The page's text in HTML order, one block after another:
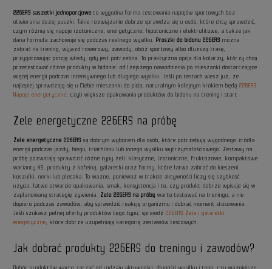
226ERS saszetki jednoporcjowe to wygodna forma testowania napojów sportowych bez
otwierania dużej puszki. Takie rozwiązanie dobrze sprawdza się u osób, które chcą sprawdzić,
czym różnią się napoje izotoniczne, energetyczne, hipotoniczne i elektrolitowe, a także jak
dana formuła zachowuje się podczas realnego wysiłku. Proszki do bidonu 226ERS można
zabrać na trening, wyjazd rowerowy, zawody, obóz sportowy albo dłuższą trasę,
przygotowując porcję wtedy, gdy jest potrzebna. To praktyczna opcja dla kolarzy, którzy chcą
przetestować różne produkty w bidonie: od lżejszego nawodnienia po mieszanki dostarczające
więcej energii podczas intensywnego lub długiego wysiłku. Jeśli po testach wiesz już, że
najlepiej sprawdzają się u Ciebie mieszanki do picia, naturalnym kolejnym krokiem będą226ERS
Napoje energetyczne, czyli większe opakowania produktów do bidonu na trening i start.
Żele energetyczne 226ERS na próbę
Żele energetyczne 226ERS są dobrym wyborem dla osób, które potrzebują wygodnego źródła
energii podczas jazdy, biegu, triathlonu lub innego wysiłku wytrzymałościowego. Zestawy na
próbę pozwalają sprawdzić różne typy żeli: klasyczne, izotoniczne, fruktozowe, kompaktowe
warianty XS, produkty z kofeiną, galaretki oraz formy, które łatwo zabrać do kieszeni
koszulki, nerki lub plecaka. To ważne, ponieważ w trakcie aktywności liczy się szybkość
użycia, łatwe otwarcie opakowania, smak, konsystencja i to, czy produkt dobrze wpisuje się w
zaplanowaną strategię żywienia. Żele 226ERS na próbę warto testować na treningu, a nie
dopiero podczas zawodów, aby sprawdzić reakcję organizmu i dobrać moment stosowania.
Jeśli szukasz pełnej oferty produktów tego typu, sprawdź226ERS Żele i galaretki
enegetyczne, które dobrze uzupełniają kategorię zestawów testowych.
Jak dobrać produkty 226ERS do treningu i zawodów?